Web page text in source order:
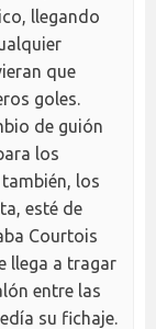
llegando
que
goles.
de guión
los
los
esté de
Courtois
llega a tragar
entre las
su fichaje.